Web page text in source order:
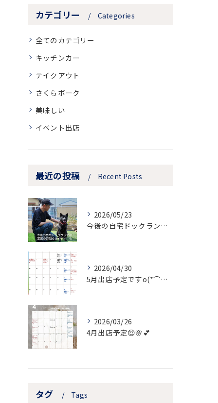
カテゴリー Categories
全てのカテゴリー
キッチンカー
テイクアウト
さくらポーク
美味しい
イベント出店
最近の投稿 Recent Posts
2026/05/23
今後の自宅ドックランでの営業のお知らせ
2026/04/30
5月出店予定ですo(*⌒―⌒*)o
2026/03/26
4月出店予定😌🌸💕
タグ Tags